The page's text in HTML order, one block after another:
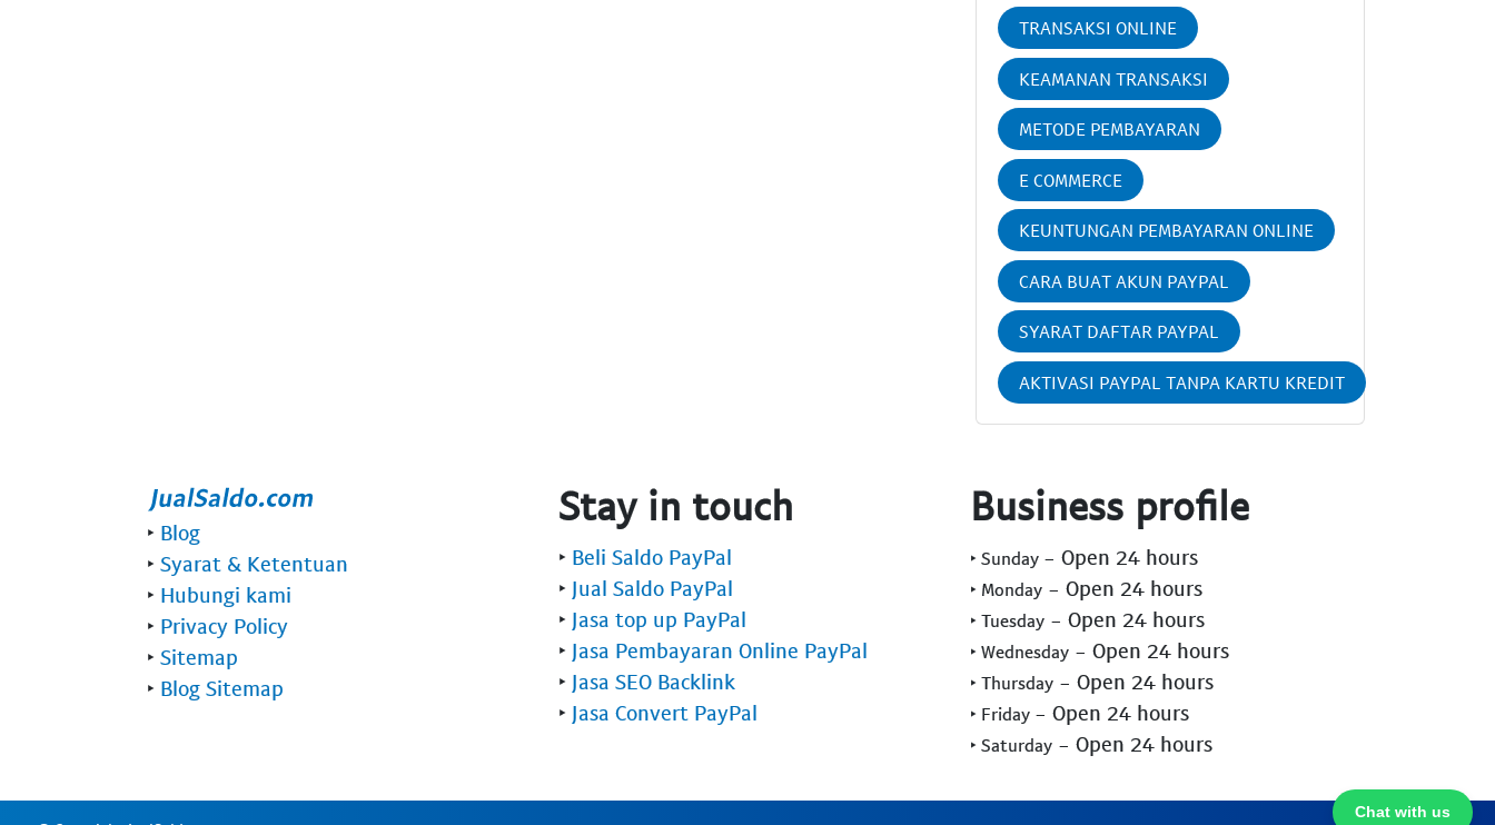
TRANSAKSI ONLINE
KEAMANAN TRANSAKSI
METODE PEMBAYARAN
E COMMERCE
KEUNTUNGAN PEMBAYARAN ONLINE
CARA BUAT AKUN PAYPAL
SYARAT DAFTAR PAYPAL
AKTIVASI PAYPAL TANPA KARTU KREDIT
Chat with us
‣ Blog
‣ Syarat & Ketentuan
‣ Hubungi kami
‣ Privacy Policy
‣ Sitemap
‣ Blog Sitemap
Stay in touch
‣ Beli Saldo PayPal
‣ Jual Saldo PayPal
‣ Jasa top up PayPal
‣ Jasa Pembayaran Online PayPal
‣ Jasa SEO Backlink
‣ Jasa Convert PayPal
Business profile
‣ Sunday - Open 24 hours
‣ Monday - Open 24 hours
‣ Tuesday - Open 24 hours
‣ Wednesday - Open 24 hours
‣ Thursday - Open 24 hours
‣ Friday - Open 24 hours
‣ Saturday - Open 24 hours